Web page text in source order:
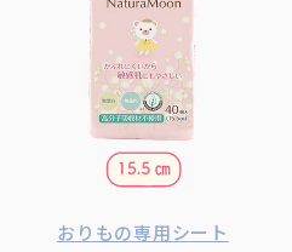
おりもの専用シート